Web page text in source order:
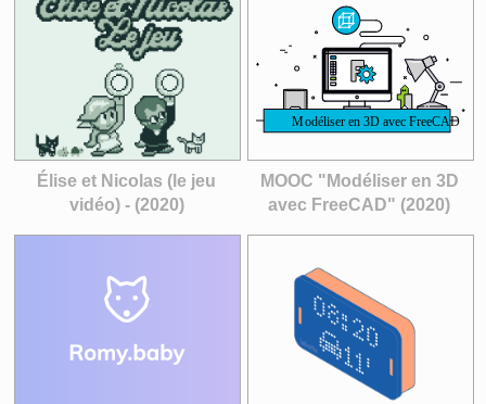
Élise et Nicolas (le jeu
vidéo) - (2020)
MOOC "Modéliser en 3D
avec FreeCAD" (2020)